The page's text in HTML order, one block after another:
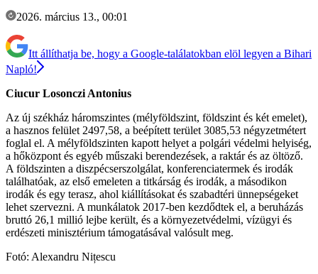
2026. március 13., 00:01
Itt állíthatja be, hogy a Google-találatokban elöl legyen a Bihari
Napló!
Ciucur Losonczi Antonius
Az új székház háromszintes (mélyföldszint, földszint és két emelet),
a hasznos felület 2497,58, a beépített terület 3085,53 négyzetmétert
foglal el. A mélyföldszinten kapott helyet a polgári védelmi helyiség,
a hőközpont és egyéb műszaki berendezések, a raktár és az öltöző.
A földszinten a diszpécserszolgálat, konferenciatermek és irodák
találhatóak, az első emeleten a titkárság és irodák, a másodikon
irodák és egy terasz, ahol kiállításokat és szabadtéri ünnepségeket
lehet szervezni. A munkálatok 2017-ben kezdődtek el, a beruházás
bruttó 26,1 millió lejbe került, és a környezetvédelmi, vízügyi és
erdészeti minisztérium támogatásával valósult meg.
Fotó: Alexandru Nițescu